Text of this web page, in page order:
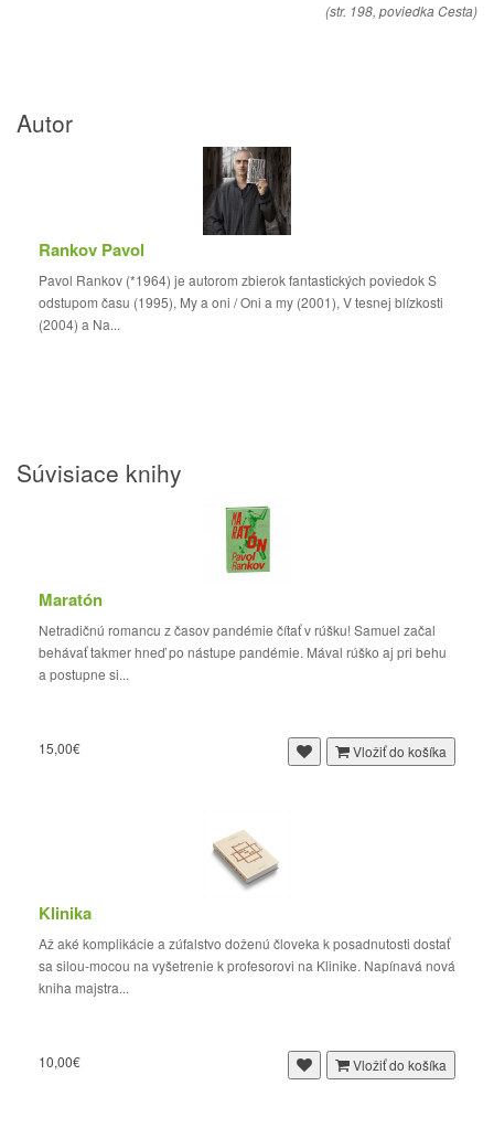
(str. 198, poviedka Cesta)
Autor
Rankov Pavol
Pavol Rankov (*1964) je autorom zbierok fantastických poviedok S
odstupom času (1995), My a oni / Oni a my (2001), V tesnej blízkosti
(2004) a Na...
Súvisiace knihy
Maratón
Netradičnú romancu z časov pandémie čítať v rúšku! Samuel začal
behávať takmer hneď po nástupe pandémie. Mával rúško aj pri behu
a postupne si...
15,00€ Vložiť do košíka
Klinika
Až aké komplikácie a zúfalstvo doženú človeka k posadnutosti dostať
sa silou-mocou na vyšetrenie k profesorovi na Klinike. Napínavá nová
kniha majstra...
10,00€ Vložiť do košíka